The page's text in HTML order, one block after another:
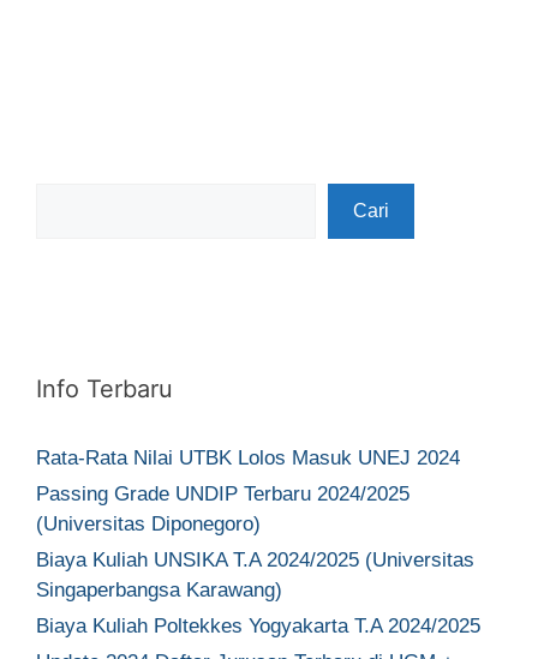
Cari
Info Terbaru
Rata-Rata Nilai UTBK Lolos Masuk UNEJ 2024
Passing Grade UNDIP Terbaru 2024/2025
(Universitas Diponegoro)
Biaya Kuliah UNSIKA T.A 2024/2025 (Universitas
Singaperbangsa Karawang)
Biaya Kuliah Poltekkes Yogyakarta T.A 2024/2025